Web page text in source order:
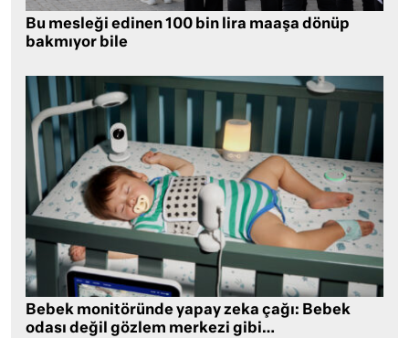
Bu mesleği edinen 100 bin lira maaşa dönüp
bakmıyor bile
Bebek monitöründe yapay zeka çağı: Bebek
odası değil gözlem merkezi gibi…